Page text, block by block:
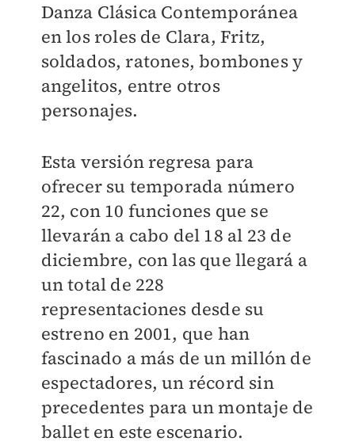
Danza Clásica Contemporánea
en los roles de Clara, Fritz,
soldados, ratones, bombones y
angelitos, entre otros
personajes.
Esta versión regresa para
ofrecer su temporada número
22, con 10 funciones que se
llevarán a cabo del 18 al 23 de
diciembre, con las que llegará a
un total de 228
representaciones desde su
estreno en 2001, que han
fascinado a más de un millón de
espectadores, un récord sin
precedentes para un montaje de
ballet en este escenario.